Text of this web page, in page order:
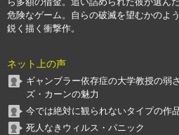
ら多額の借金。追い詰められた彼が選ん
危険なゲーム。自らの破滅を望むかのよ
鋭く描く衝撃作。
ネット上の声
ギャンブラー依存症の大学教授の弱
ズ・カーンの魅力
今では絶対に観られないタイプの作
死人なきウィルス・パニック